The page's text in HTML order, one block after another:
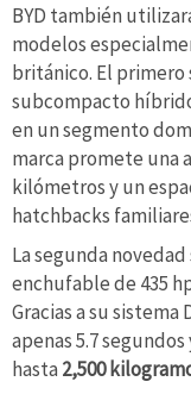
BYD también
modelos
británico. El primero
subcompacto
en un segmento
marca promete una
kilómetros y un
hatchbacks
La segunda
enchufable de 435
Gracias a su sistema
apenas 5.7
hasta 2,500